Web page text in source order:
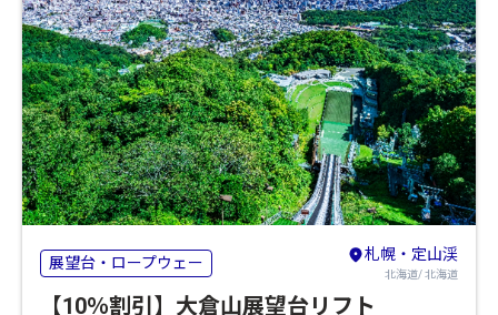
展望台・ロープウェー 札幌・定山渓
北海道/ 北海道
【10％割引】大倉山展望台リフト